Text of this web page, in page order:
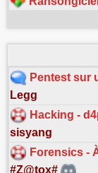
Pentest sur
Legg
Hacking -
sisyang
Forensics -
#Z@tox#